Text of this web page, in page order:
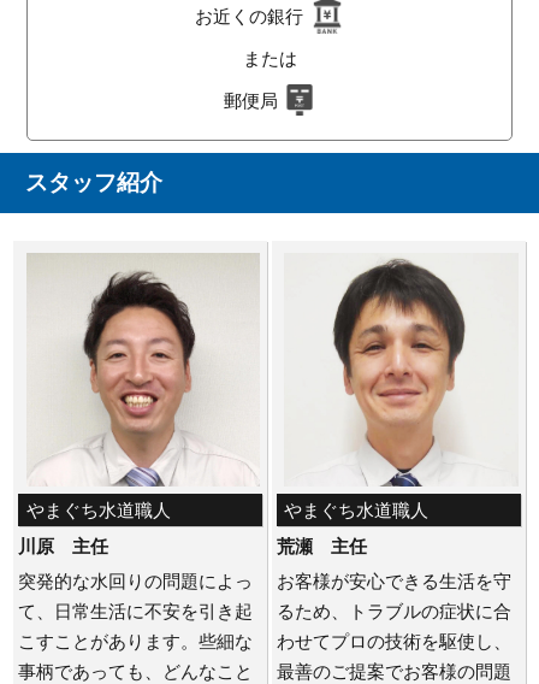
お近くの銀行
または
郵便局
スタッフ紹介
やまぐち水道職人
川原 主任
突発的な水回りの問題によっ
て、日常生活に不安を引き起
こすことがあります。些細な
事柄であっても、どんなこと
やまぐち水道職人
荒瀬 主任
お客様が安心できる生活を守
るため、トラブルの症状に合
わせてプロの技術を駆使し、
最善のご提案でお客様の問題